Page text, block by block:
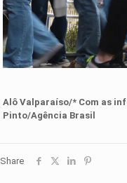
Alô Valparaíso/* Com as
Pinto/Agência Brasil
Share